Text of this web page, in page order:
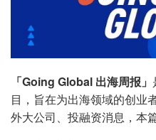
「Going Global 出海周报」
目，旨在为出海领域的创业
外大公司、投融资消息，本